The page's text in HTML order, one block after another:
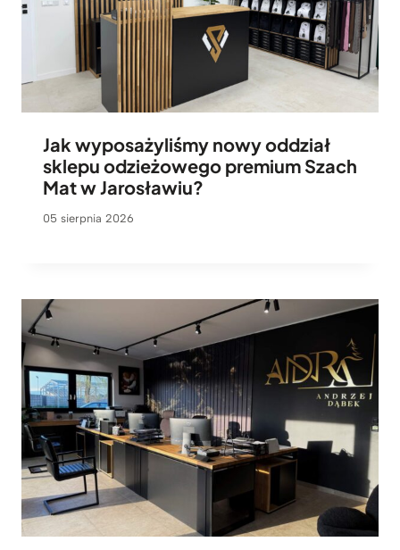
Jak wyposażyliśmy nowy oddział
sklepu odzieżowego premium Szach
Mat w Jarosławiu?
05 sierpnia 2026